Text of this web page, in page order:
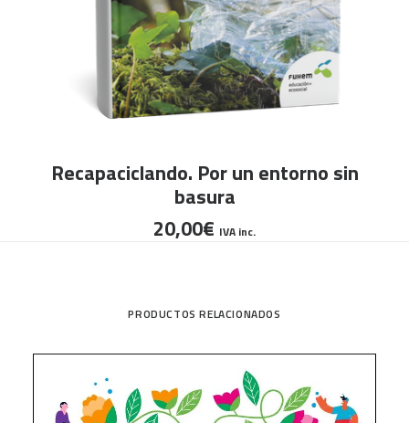
AÑADIR AL CARRITO
Recapaciclando. Por un entorno sin
basura
20,00€ IVA inc.
PRODUCTOS RELACIONADOS